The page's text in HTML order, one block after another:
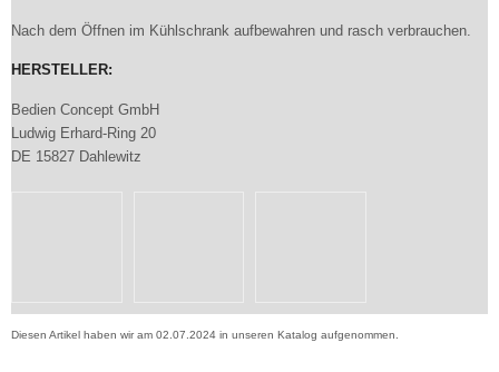
Nach dem Öffnen im Kühlschrank aufbewahren und rasch verbrauchen.
HERSTELLER:
Bedien Concept GmbH
Ludwig Erhard-Ring 20
DE 15827 Dahlewitz
Diesen Artikel haben wir am 02.07.2024 in unseren Katalog aufgenommen.